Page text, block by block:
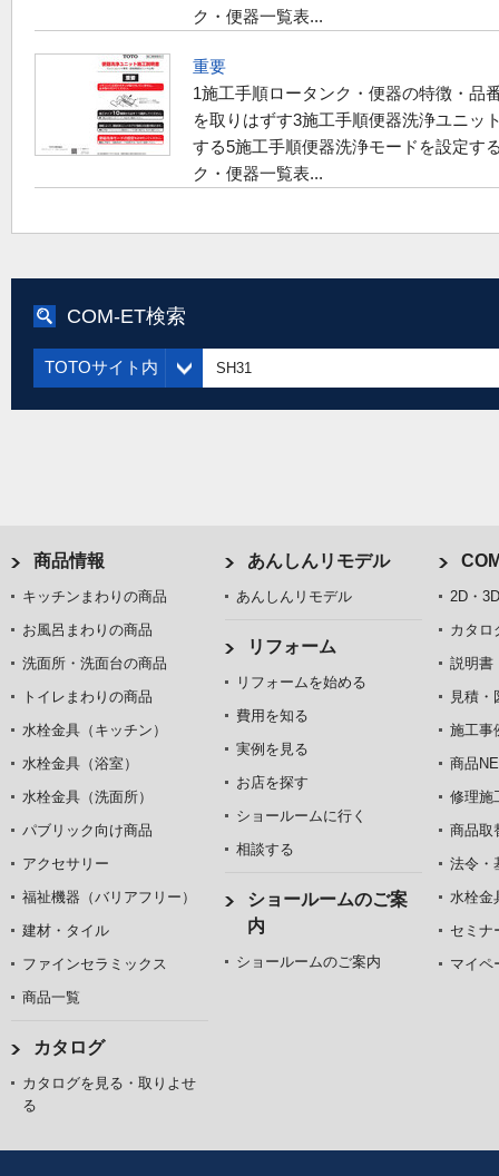
ク・便器一覧表...
重要
1施工手順ロータンク・便器の特徴・品
を取りはずす3施工手順便器洗浄ユニッ
する5施工手順便器洗浄モードを設定す
ク・便器一覧表...
COM-ET検索
TOTOサイト内
商品情報
キッチンまわりの商品
お風呂まわりの商品
洗面所・洗面台の商品
トイレまわりの商品
水栓金具（キッチン）
水栓金具（浴室）
水栓金具（洗面所）
パブリック向け商品
アクセサリー
福祉機器（バリアフリー）
建材・タイル
ファインセラミックス
商品一覧
カタログ
カタログを見る・取りよせ
る
あんしんリモデル
あんしんリモデル
リフォーム
リフォームを始める
費用を知る
実例を見る
お店を探す
ショールームに行く
相談する
ショールームのご案
内
ショールームのご案内
2D・
カタロ
説明書
見積・
施工事
商品
修理施
商品取
法令・
水栓金
セミナ
マイペ